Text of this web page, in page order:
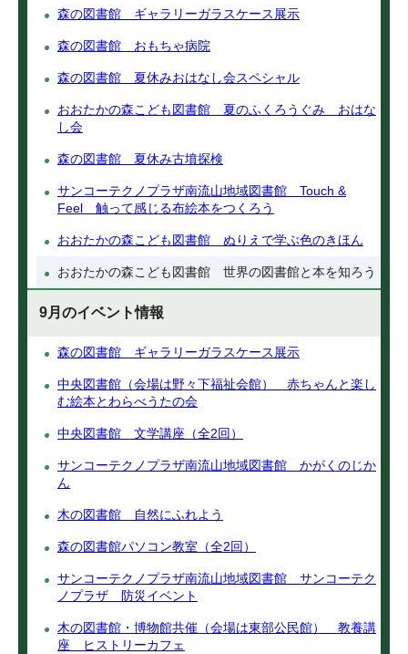
森の図書館 ギャラリーガラスケース展示
森の図書館 おもちゃ病院
森の図書館 夏休みおはなし会スペシャル
おおたかの森こども図書館 夏のふくろうぐみ おはな
し会
森の図書館 夏休み古墳探検
サンコーテクノプラザ南流山地域図書館 Touch &
Feel 触って感じる布絵本をつくろう
おおたかの森こども図書館 ぬりえで学ぶ色のきほん
おおたかの森こども図書館 世界の図書館と本を知ろう
9月のイベント情報
森の図書館 ギャラリーガラスケース展示
中央図書館（会場は野々下福祉会館） 赤ちゃんと楽し
む絵本とわらべうたの会
中央図書館 文学講座（全2回）
サンコーテクノプラザ南流山地域図書館 かがくのじか
ん
木の図書館 自然にふれよう
森の図書館パソコン教室（全2回）
サンコーテクノプラザ南流山地域図書館 サンコーテク
ノプラザ 防災イベント
木の図書館・博物館共催（会場は東部公民館） 教養講
座 ヒストリーカフェ